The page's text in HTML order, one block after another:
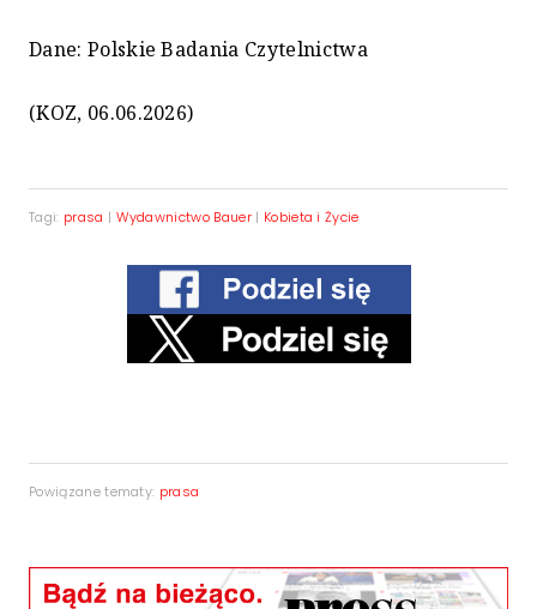
Dane: Polskie Badania Czytelnictwa
(KOZ, 06.06.2026)
Tagi: prasa | Wydawnictwo Bauer| Kobieta i Życie
Powiązane tematy: prasa